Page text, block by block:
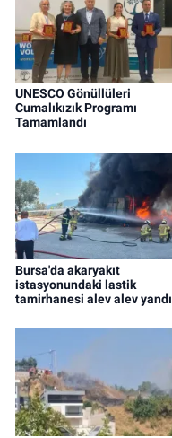
UNESCO Gönüllüleri
Cumalıkızık Programı
Tamamlandı
Bursa'da akaryakıt
istasyonundaki lastik
tamirhanesi alev alev yandı